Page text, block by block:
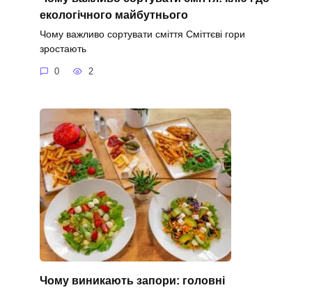
екологічного майбутнього
Чому важливо сортувати сміття Сміттєві гори
зростають
0 2
Чому виникають запори: головні